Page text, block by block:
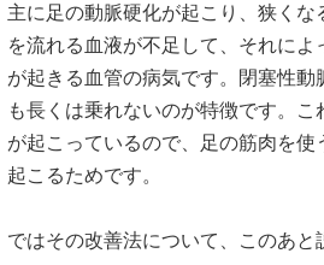
主に足の動脈硬化が起こり、狭くな
を流れる血液が不足して、それに
が起きる血管の病気です。閉塞性動
も長くは乗れないのが特徴です。
が起こっているので、足の筋肉を
起こるためです。
ではその改善法について、このあと